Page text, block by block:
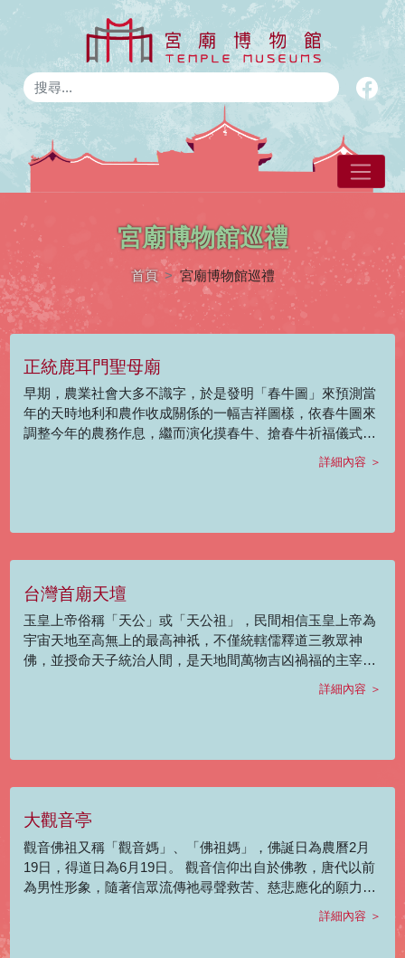
宮廟博物館Logo
宮廟博物館巡禮
首頁 宮廟博物館巡禮
正統鹿耳門聖母廟
早期，農業社會大多不識字，於是發明「春牛圖」來預測當
年的天時地利和農作收成關係的一幅吉祥圖樣，依春牛圖來
調整今年的農務作息，繼而演化摸春牛、搶春牛祈福儀式。
正統鹿耳門聖母廟「迎春牛」由昔時官府迎春禮轉變而來，
歷年皆於元宵前後舉辦，先於土城仔地區舉辦遶境，再回到
摸春牛、迎春牛、鞭春牛和搶春牛等 6 個階段，形成一套完
詳細內容 ＞
台灣首廟天壇
玉皇上帝俗稱「天公」或「天公祖」，民間相信玉皇上帝為
宇宙天地至高無上的最高神祇，不僅統轄儒釋道三教眾神
佛，並授命天子統治人間，是天地間萬物吉凶禍福的主宰。
傳統文化中，數始於一、終於九，九是最大之數，因此將農
曆正月初九訂為玉皇上帝萬壽之日，民間稱為「天公生」，
初九子時起祭拜，在清代《安平縣雜記》中記載家家戶戶會
其以天壇最為熱鬧。
詳細內容 ＞
大觀音亭
觀音佛祖又稱「觀音媽」、「佛祖媽」，佛誕日為農曆2月
19日，得道日為6月19日。 觀音信仰出自於佛教，唐代以前
為男性形象，隨著信眾流傳祂尋聲救苦、慈悲應化的願力，
逐漸轉變成女神形象，也深入其他宗教，在道教稱為「慈航
真人」、臺灣民間信仰稱「觀音佛祖」、一貫道稱「南海古
詳細內容 ＞